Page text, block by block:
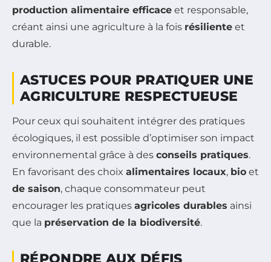
production alimentaire efficace et responsable,
créant ainsi une agriculture à la fois résiliente et
durable.
ASTUCES POUR PRATIQUER UNE
AGRICULTURE RESPECTUEUSE
Pour ceux qui souhaitent intégrer des pratiques
écologiques, il est possible d’optimiser son impact
environnemental grâce à des conseils pratiques.
En favorisant des choix alimentaires locaux, bio et
de saison, chaque consommateur peut
encourager les pratiques agricoles durables ainsi
que la préservation de la biodiversité.
RÉPONDRE AUX DÉFIS